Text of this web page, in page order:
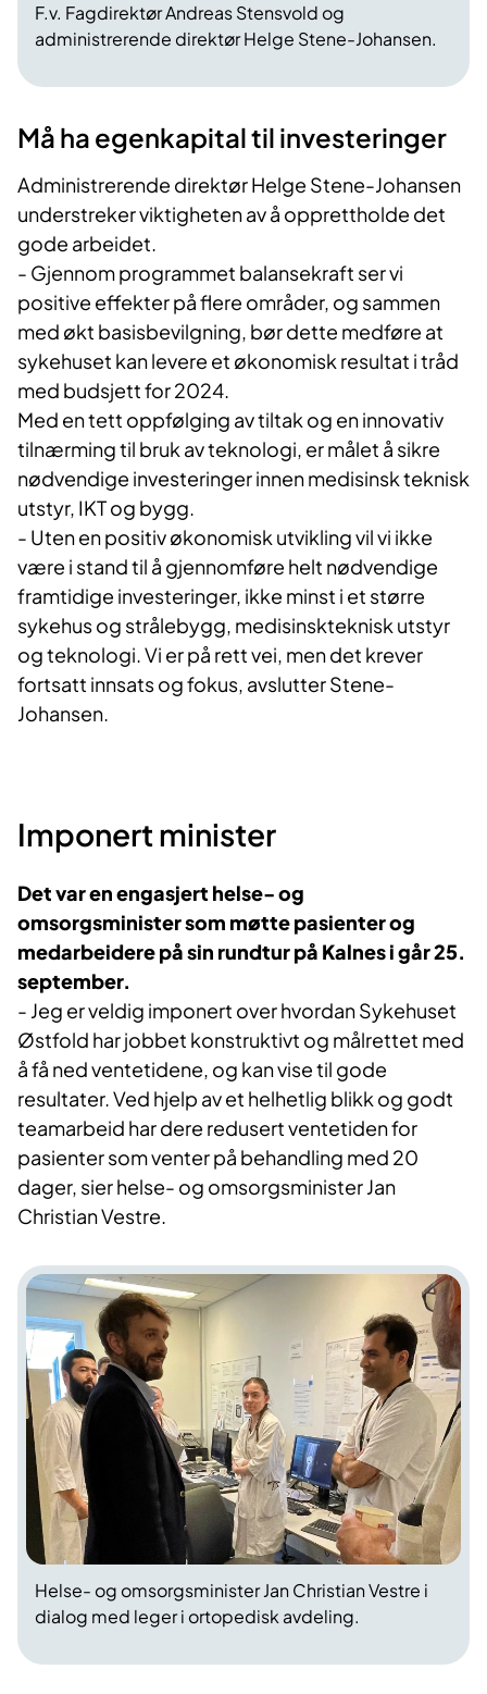
F.v. Fagdirektør Andreas Stensvold og
administrerende direktør Helge Stene-Johansen.
Må ha egenkapital til investeringer
Administrerende direktør Helge Stene-Johansen
understreker viktigheten av å opprettholde det
gode arbeidet.
- Gjennom programmet balansekraft ser vi
positive effekter på flere områder, og sammen
med økt basisbevilgning, bør dette medføre at
sykehuset kan levere et økonomisk resultat i tråd
med budsjett for 2024.
Med en tett oppfølging av tiltak og en innovativ
tilnærming til bruk av teknologi, er målet å sikre
nødvendige investeringer innen medisinsk teknisk
utstyr, IKT og bygg.
- Uten en positiv økonomisk utvikling vil vi ikke
være i stand til å gjennomføre helt nødvendige
framtidige investeringer, ikke minst i et større
sykehus og strålebygg, medisinskteknisk utstyr
og teknologi. Vi er på rett vei, men det krever
fortsatt innsats og fokus, avslutter Stene-
Johansen.
​Imponert minister
Det var en engasjert helse- og
omsorgsminister som møtte pasienter og
medarbeidere på sin rundtur på Kalnes i går 25.
september.
- Jeg er veldig imponert over hvordan Sykehuset
Østfold har jobbet konstruktivt og målrettet med
å få ned ventetidene, og kan vise til gode
resultater. Ved hjelp av et helhetlig blikk og godt
teamarbeid har dere redusert ventetiden for
pasienter som venter på behandling med 20
dager, sier helse- og omsorgsminister Jan
Christian Vestre.
Helse- og omsorgsminister Jan Christian Vestre i
dialog med leger i ortopedisk avdeling.